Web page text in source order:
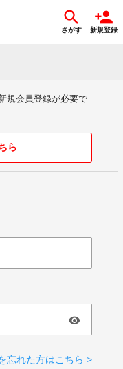
さがす 新規登録
規会員登録が必要で
ら
忘れた方はこちら >